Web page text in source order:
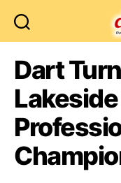
Dart